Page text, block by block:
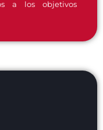
a los objetivos